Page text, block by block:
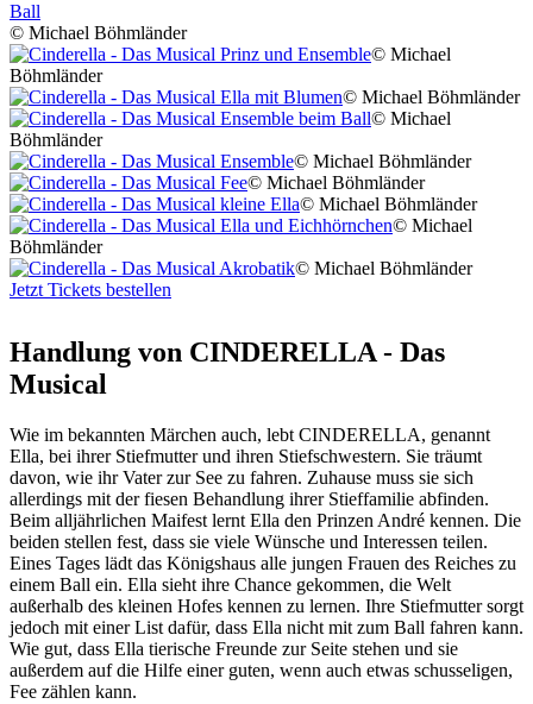
© Michael Böhmländer
© Michael
Böhmländer
© Michael Böhmländer
© Michael
Böhmländer
© Michael Böhmländer
© Michael Böhmländer
© Michael Böhmländer
© Michael
Böhmländer
© Michael Böhmländer
Jetzt Tickets bestellen
Handlung von CINDERELLA - Das
Musical
Wie im bekannten Märchen auch, lebt CINDERELLA, genannt
Ella, bei ihrer Stiefmutter und ihren Stiefschwestern. Sie träumt
davon, wie ihr Vater zur See zu fahren. Zuhause muss sie sich
allerdings mit der fiesen Behandlung ihrer Stieffamilie abfinden.
Beim alljährlichen Maifest lernt Ella den Prinzen André kennen. Die
beiden stellen fest, dass sie viele Wünsche und Interessen teilen.
Eines Tages lädt das Königshaus alle jungen Frauen des Reiches zu
einem Ball ein. Ella sieht ihre Chance gekommen, die Welt
außerhalb des kleinen Hofes kennen zu lernen. Ihre Stiefmutter sorgt
jedoch mit einer List dafür, dass Ella nicht mit zum Ball fahren kann.
Wie gut, dass Ella tierische Freunde zur Seite stehen und sie
außerdem auf die Hilfe einer guten, wenn auch etwas schusseligen,
Fee zählen kann.